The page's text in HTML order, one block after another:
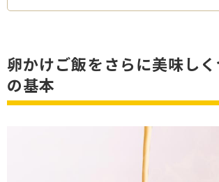
卵かけご飯をさらに美味し
の基本